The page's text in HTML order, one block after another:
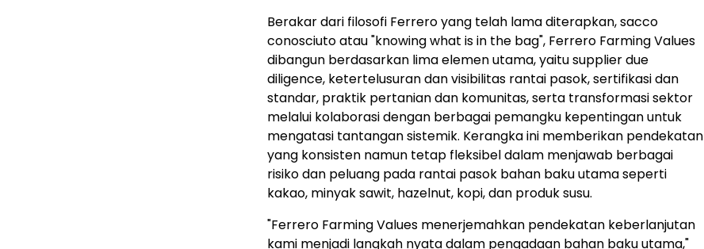
Berakar dari filosofi Ferrero yang telah lama diterapkan, sacco
conosciuto atau "knowing what is in the bag", Ferrero Farming Values
dibangun berdasarkan lima elemen utama, yaitu supplier due
diligence, ketertelusuran dan visibilitas rantai pasok, sertifikasi dan
standar, praktik pertanian dan komunitas, serta transformasi sektor
melalui kolaborasi dengan berbagai pemangku kepentingan untuk
mengatasi tantangan sistemik. Kerangka ini memberikan pendekatan
yang konsisten namun tetap fleksibel dalam menjawab berbagai
risiko dan peluang pada rantai pasok bahan baku utama seperti
kakao, minyak sawit, hazelnut, kopi, dan produk susu.
"Ferrero Farming Values menerjemahkan pendekatan keberlanjutan
kami menjadi langkah nyata dalam pengadaan bahan baku utama,"